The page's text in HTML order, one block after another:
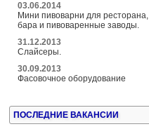
03.06.2014
Мини пивоварни для ресторана,
бара и пивоваренные заводы.
31.12.2013
Слайсеры.
30.09.2013
Фасовочное оборудование
ПОСЛЕДНИЕ ВАКАНСИИ